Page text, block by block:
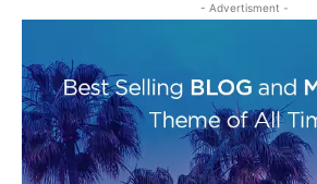
- Advertisment -